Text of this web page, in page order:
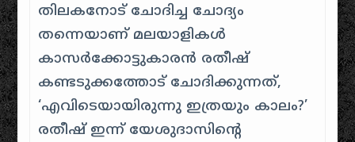
തിലകനോട് ചോദിച്ച ചോദ്യം
തന്നെയാണ് മലയാളികൾ
കാസർക്കോട്ടുകാരൻ രതീഷ്
കണ്ടടുക്കത്തോട് ചോദിക്കുന്നത്,
‘എവിടെയായിരുന്നു ഇത്രയും കാലം?’
രതീഷ് ഇന്ന് യേശുദാസിന്റെ